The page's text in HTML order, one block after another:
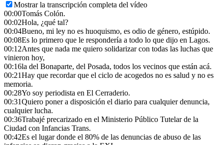
Mostrar la transcripción completa del vídeo
00:00Tomás Colón.
00:02Hola, ¿qué tal?
00:04Bueno, mi ley no es huoquismo, es odio de género, estúpido.
00:08Es lo primero que le respondería a todo lo que dijo en Lagos.
00:12Antes que nada me quiero solidarizar con todas las luchas que
vinieron hoy,
00:16la del Bonaparte, del Posada, todos los vecinos que están acá.
00:21Hay que recordar que el ciclo de acogedos no es salud y no es
memoria.
00:28Yo soy periodista en El Cerraderio.
00:31Quiero poner a disposición el diario para cualquier denuncia,
cualquier lucha.
00:36Trabajé precarizado en el Ministerio Público Tutelar de la
Ciudad con Infancias Trans.
00:42Es el lugar donde el 80% de las denuncias de abuso de las